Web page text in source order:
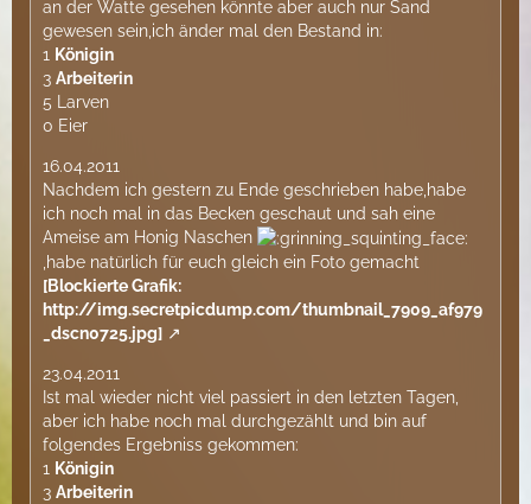
an der Watte gesehen könnte aber auch nur Sand
gewesen sein,ich änder mal den Bestand in:
1 Königin
3 Arbeiterin
5 Larven
0 Eier
16.04.2011
Nachdem ich gestern zu Ende geschrieben habe,habe
ich noch mal in das Becken geschaut und sah eine
Ameise am Honig Naschen
,habe natürlich für euch gleich ein Foto gemacht
[Blockierte Grafik:
http://img.secretpicdump.com/thumbnail_7909_af979
_dscn0725.jpg]
23.04.2011
Ist mal wieder nicht viel passiert in den letzten Tagen,
aber ich habe noch mal durchgezählt und bin auf
folgendes Ergebniss gekommen:
1 Königin
3 Arbeiterin